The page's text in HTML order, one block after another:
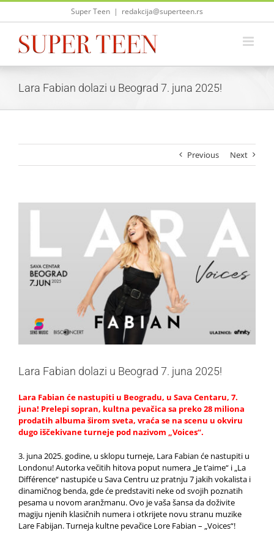
Skip
Super Teen | redakcija@superteen.rs
Lara Fabian dolazi u Beograd 7. juna 2025!
Previous Next
Lara Fabian dolazi u Beograd 7. juna 2025!
Lara Fabian će nastupiti u Beogradu, u Sava Centaru, 7.
juna! Prelepi sopran, kultna pevačica sa preko 28 miliona
prodatih albuma širom sveta, vraća se na scenu u okviru
dugo iščekivane turneje pod nazivom „Voices“.
3. juna 2025. godine, u sklopu turneje, Lara Fabian će nastupiti u
Londonu! Autorka večitih hitova poput numera „Je t’aime“ i „La
Différence“ nastupiće u Sava Centru uz pratnju 7 jakih vokalista i
dinamičnog benda, gde će predstaviti neke od svojih poznatih
pesama u novom aranžmanu. Ovo je vaša šansa da doživite
magiju njenih klasičnih numera i otkrijete novu stranu muzike
Lare Fabijan. Turneja kultne pevačice Lore Fabian – „Voices“!